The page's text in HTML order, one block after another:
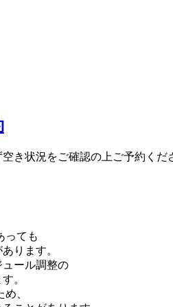
き状況をご確認の上ご予約くだ
っても
ります。
ール調整の
。
、